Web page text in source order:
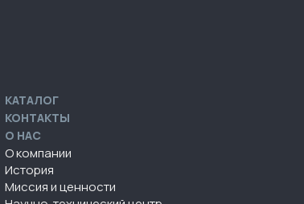
КАТАЛОГ
КОНТАКТЫ
О НАС
О компании
История
Миссия и ценности